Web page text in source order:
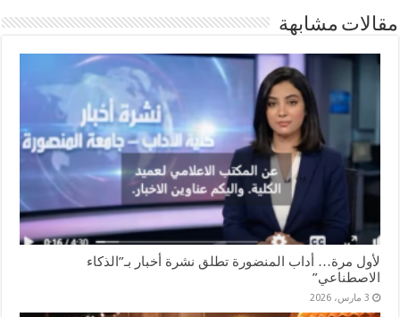
مقالات مشابهة
لأول مرة… أداب المنضورة تطلق نشرة أخبار بـ”الذكاء
الاصطناعي”
3 مارس، 2026